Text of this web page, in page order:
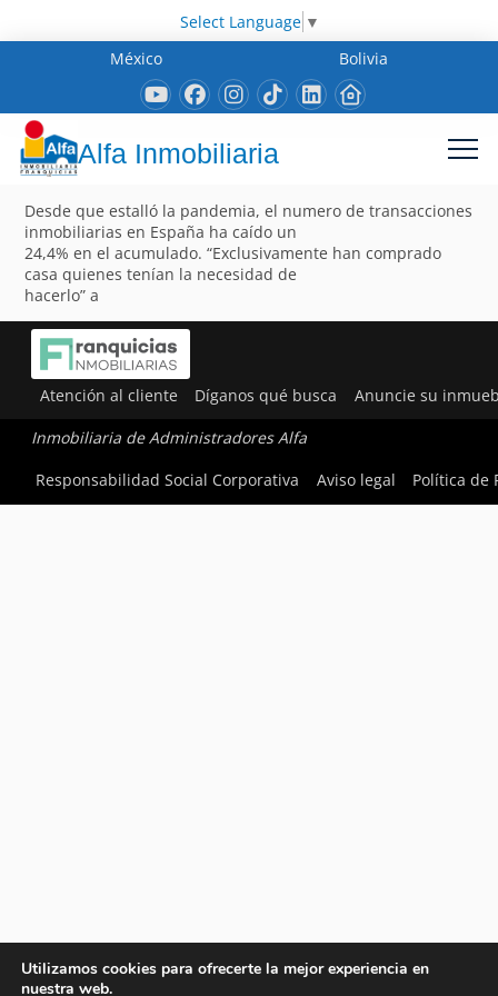
Select Language ▼
México
Bolivia
Alfa Inmobiliaria
Desde que estalló la pandemia, el numero de transacciones
inmobiliarias en España ha caído un
24,4% en el acumulado. “Exclusivamente han comprado
casa quienes tenían la necesidad de
hacerlo” a
Atención al cliente Díganos qué busca Anuncie su
Inmobiliaria de Administradores Alfa
Responsabilidad Social Corporativa
Aviso legal Política de
Utilizamos cookies para ofrecerte la mejor experiencia en
nuestra web.